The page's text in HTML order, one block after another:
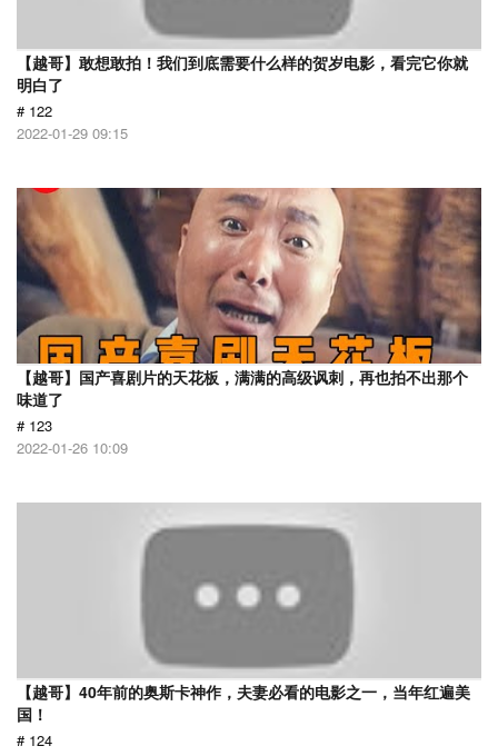
【越哥】敢想敢拍！我们到底需要什么样的贺岁电影，看完它你就
明白了
# 122
2022-01-29 09:15
【越哥】国产喜剧片的天花板，满满的高级讽刺，再也拍不出那个
味道了
# 123
2022-01-26 10:09
【越哥】40年前的奥斯卡神作，夫妻必看的电影之一，当年红遍美
国！
# 124